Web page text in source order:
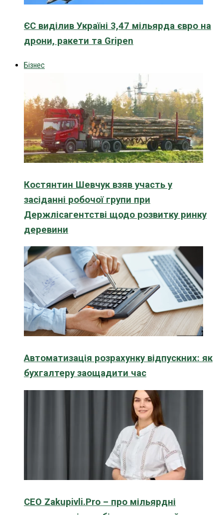
ЄС виділив Україні 3,47 мільярда євро на
дрони, ракети та Gripen
Бізнес
Костянтин Шевчук взяв участь у
засіданні робочої групи при
Держлісагентстві щодо розвитку ринку
деревини
Автоматизація розрахунку відпускних: як
бухгалтеру заощадити час
CEO Zakupivli.Pro – про мільярдні